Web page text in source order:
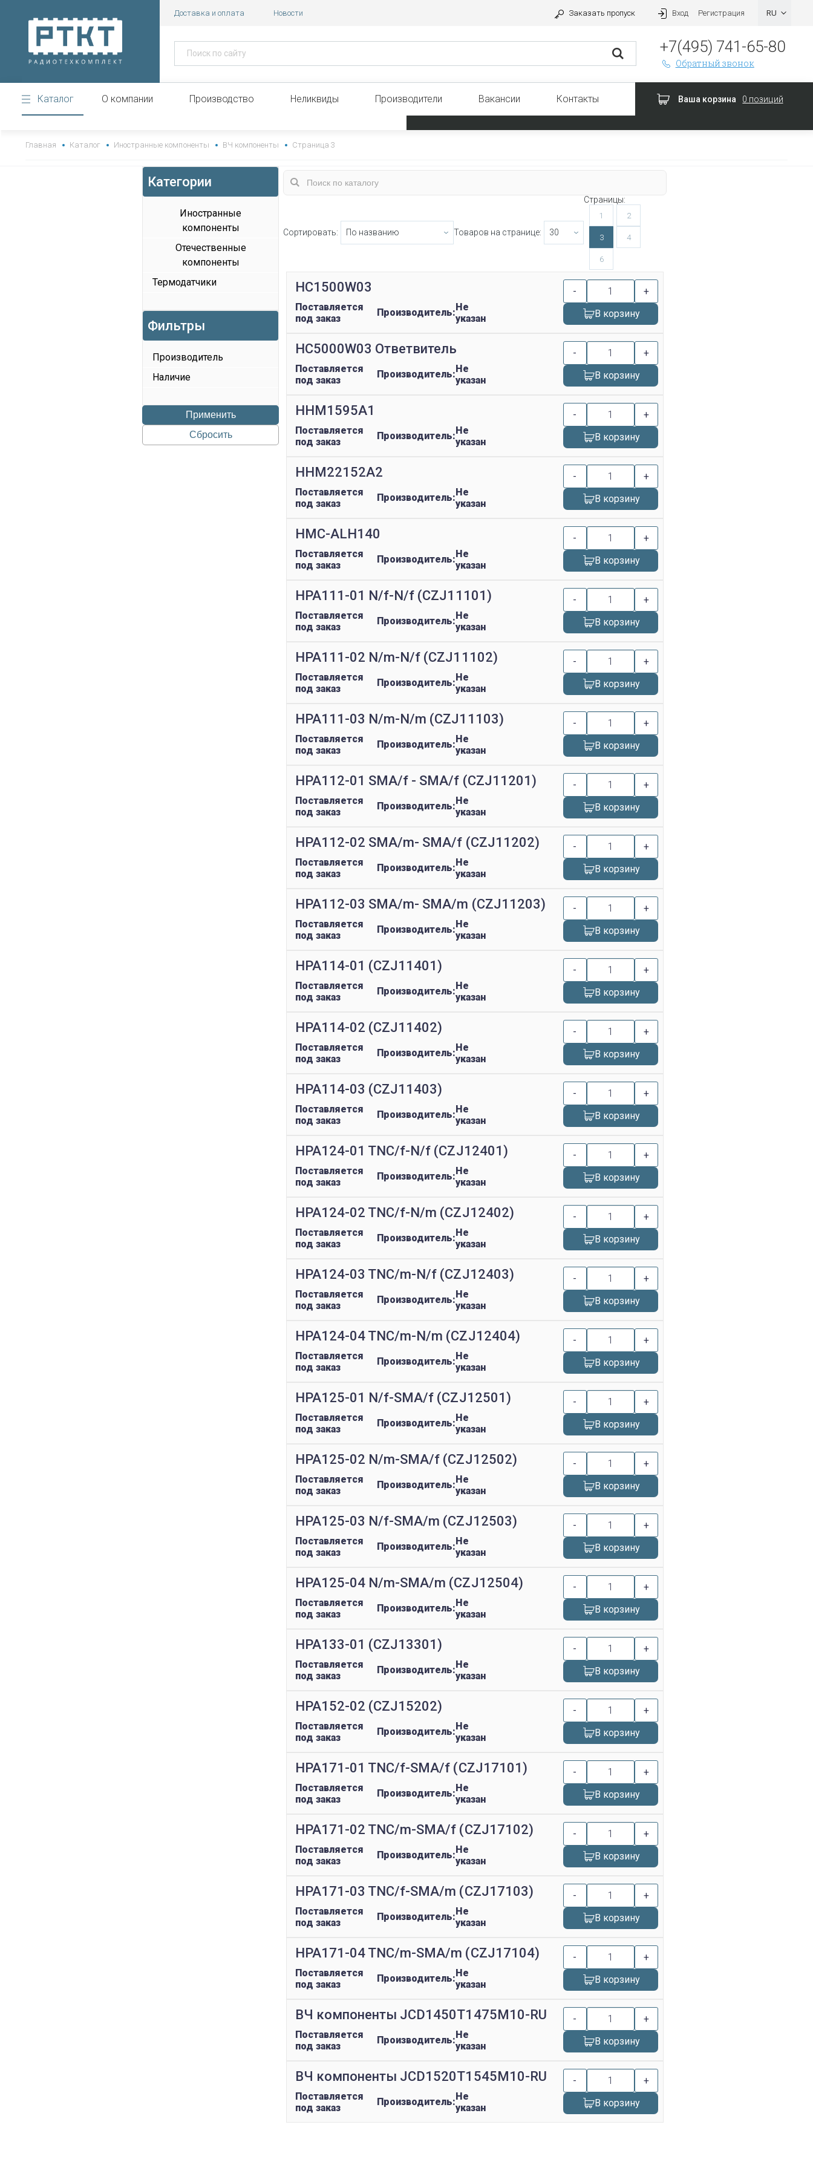
Доставка и оплата Новости Заказать пропуск Вход Регистрация
+7(495) 741-65-80
Обратный звонок
Каталог О компании Производство Неликвиды Производители Вакансии Контакты Ваша корзина 0 позиций
Главная Каталог Иностранные компоненты ВЧ компоненты Страница 3
Категории
Иностранные
компоненты
Отечественные
компоненты
Термодатчики
Фильтры
Производитель
Наличие
Применить
Сбросить
Сортировать: Товаров на странице:
Страницы:
1 2
3 4
6
HC1500W03
Поставляется
под заказ
Производитель:Не
указан
-
+
В корзину
HC5000W03 Ответвитель
Поставляется
под заказ
Производитель:Не
указан
-
+
В корзину
HHM1595A1
Поставляется
под заказ
Производитель:Не
указан
-
+
В корзину
HHM22152A2
Поставляется
под заказ
Производитель:Не
указан
-
+
В корзину
HMC-ALH140
Поставляется
под заказ
Производитель:Не
указан
-
+
В корзину
HPA111-01 N/f-N/f (CZJ11101)
Поставляется
под заказ
Производитель:Не
указан
-
+
В корзину
HPA111-02 N/m-N/f (CZJ11102)
Поставляется
под заказ
Производитель:Не
указан
-
+
В корзину
HPA111-03 N/m-N/m (CZJ11103)
Поставляется
под заказ
Производитель:Не
указан
-
+
В корзину
HPA112-01 SMA/f - SMA/f (CZJ11201)
Поставляется
под заказ
Производитель:Не
указан
-
+
В корзину
HPA112-02 SMA/m- SMA/f (CZJ11202)
Поставляется
под заказ
Производитель:Не
указан
-
+
В корзину
HPA112-03 SMA/m- SMA/m (CZJ11203)
Поставляется
под заказ
Производитель:Не
указан
-
+
В корзину
HPA114-01 (CZJ11401)
Поставляется
под заказ
Производитель:Не
указан
-
+
В корзину
HPA114-02 (CZJ11402)
Поставляется
под заказ
Производитель:Не
указан
-
+
В корзину
HPA114-03 (CZJ11403)
Поставляется
под заказ
Производитель:Не
указан
-
+
В корзину
HPA124-01 TNC/f-N/f (CZJ12401)
Поставляется
под заказ
Производитель:Не
указан
-
+
В корзину
HPA124-02 TNC/f-N/m (CZJ12402)
Поставляется
под заказ
Производитель:Не
указан
-
+
В корзину
HPA124-03 TNC/m-N/f (CZJ12403)
Поставляется
под заказ
Производитель:Не
указан
-
+
В корзину
HPA124-04 TNC/m-N/m (CZJ12404)
Поставляется
под заказ
Производитель:Не
указан
-
+
В корзину
HPA125-01 N/f-SMA/f (CZJ12501)
Поставляется
под заказ
Производитель:Не
указан
-
+
В корзину
HPA125-02 N/m-SMA/f (CZJ12502)
Поставляется
под заказ
Производитель:Не
указан
-
+
В корзину
HPA125-03 N/f-SMA/m (CZJ12503)
Поставляется
под заказ
Производитель:Не
указан
-
+
В корзину
HPA125-04 N/m-SMA/m (CZJ12504)
Поставляется
под заказ
Производитель:Не
указан
-
+
В корзину
HPA133-01 (CZJ13301)
Поставляется
под заказ
Производитель:Не
указан
-
+
В корзину
HPA152-02 (CZJ15202)
Поставляется
под заказ
Производитель:Не
указан
-
+
В корзину
HPA171-01 TNC/f-SMA/f (CZJ17101)
Поставляется
под заказ
Производитель:Не
указан
-
+
В корзину
HPA171-02 TNC/m-SMA/f (CZJ17102)
Поставляется
под заказ
Производитель:Не
указан
-
+
В корзину
HPA171-03 TNC/f-SMA/m (CZJ17103)
Поставляется
под заказ
Производитель:Не
указан
-
+
В корзину
HPA171-04 TNC/m-SMA/m (CZJ17104)
Поставляется
под заказ
Производитель:Не
указан
-
+
В корзину
ВЧ компоненты JCD1450T1475M10-RU
Поставляется
под заказ
Производитель:Не
указан
-
+
В корзину
ВЧ компоненты JCD1520T1545M10-RU
Поставляется
под заказ
Производитель:Не
указан
-
+
В корзину